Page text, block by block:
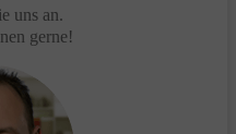
uns an.
gerne!